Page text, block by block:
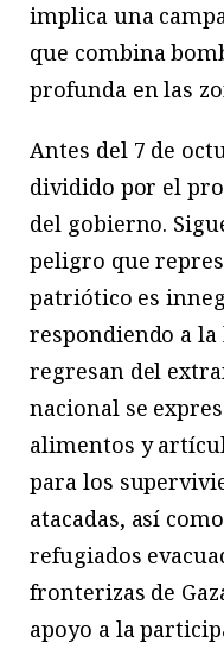
implica una
que combina
profunda en las
Antes del 7 de
dividido por el
del gobierno.
peligro que
patriótico es
respondiendo a
regresan del
nacional se
alimentos y
para los
atacadas, así
refugiados
fronterizas de
apoyo a la